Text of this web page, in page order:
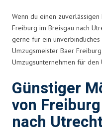
Wenn du einen
Freiburg im Breisgau nach
gerne für ein unverbindliches
Umzugsmeister Baer
Umzugsunternehmen für
Günstiger
von
nach Utrecht